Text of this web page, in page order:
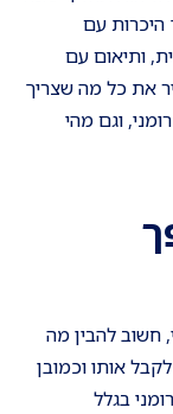
היכרות עם
ותיאום עם
את כל מה שצריך
וגם מהי
חשוב להבין מה
אותו וכמובן
בגלל